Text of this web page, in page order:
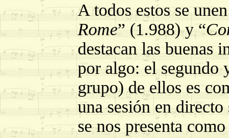
A todos estos se
Rome” (1.988) y “
destacan las buenas
por algo: el segundo
grupo) de ellos es
una sesión en
se nos presenta